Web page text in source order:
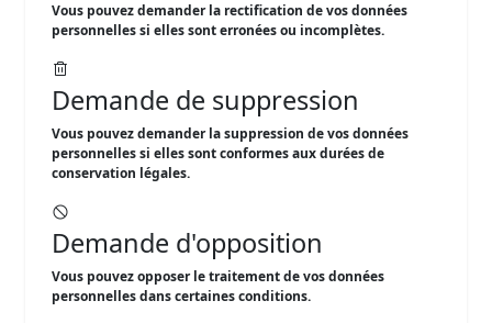
Vous pouvez demander la rectification de vos données
personnelles si elles sont erronées ou incomplètes.
Demande de suppression
Vous pouvez demander la suppression de vos données
personnelles si elles sont conformes aux durées de
conservation légales.
Demande d'opposition
Vous pouvez opposer le traitement de vos données
personnelles dans certaines conditions.